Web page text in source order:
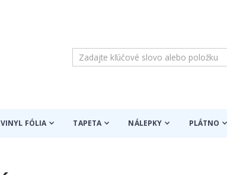
VINYL FÓLIA TAPETA NÁLEPKY PLÁTNO